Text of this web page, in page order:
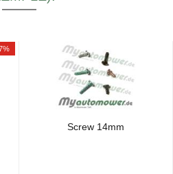
Screw 14mm